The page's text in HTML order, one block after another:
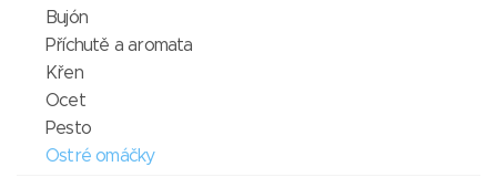
Bujón
Příchutě a aromata
Křen
Ocet
Pesto
Ostré omáčky